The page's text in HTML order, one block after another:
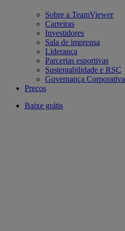
Sobre a TeamViewer
Carreiras
Investidores
Sala de imprensa
Liderança
Parcerias esportivas
Sustentabilidade e RSC
Governança Corporativa
Preços
Baixe grátis